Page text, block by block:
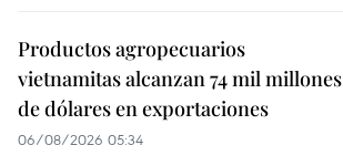
Productos agropecuarios
vietnamitas alcanzan 74 mil millones
de dólares en exportaciones
06/08/2026 05:34